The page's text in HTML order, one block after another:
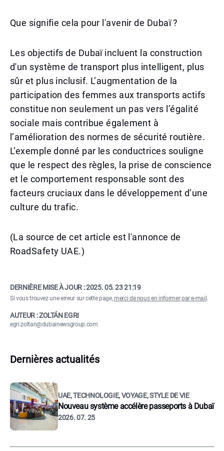
Que signifie cela pour l'avenir de Dubaï ?
Les objectifs de Dubaï incluent la construction
d'un système de transport plus intelligent, plus
sûr et plus inclusif. L’augmentation de la
participation des femmes aux transports actifs
constitue non seulement un pas vers l’égalité
sociale mais contribue également à
l’amélioration des normes de sécurité routière.
L’exemple donné par les conductrices souligne
que le respect des règles, la prise de conscience
et le comportement responsable sont des
facteurs cruciaux dans le développement d’une
culture du trafic.
(La source de cet article est l'annonce de
RoadSafety UAE.)
DERNIÈRE MISE À JOUR :2025. 05. 23 21:19
Si vous trouvez une erreur sur cette page,merci de nous en informer par e-mail .
AUTEUR : ZOLTÁN EGRI
egri.zoltan@dubainewsgroup.com
Dernières actualités
UAE, TECHNOLOGIE, VOYAGE, STYLE DE VIE
Nouveau système accélère passeports à Dubaï
2026. 07. 25